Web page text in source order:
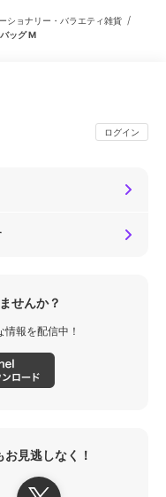
ショナリー・バラエティ雑貨 /
ッグ M
ログイン
せんか？
報を配信中！
見逃しなく！